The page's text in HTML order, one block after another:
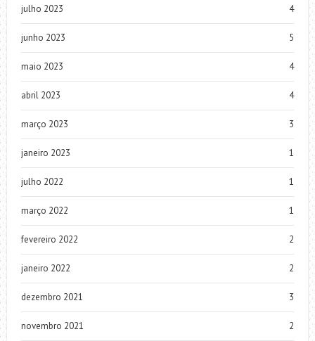
julho 2023 4
junho 2023 5
maio 2023 4
abril 2023 4
março 2023 3
janeiro 2023 1
julho 2022 1
março 2022 1
fevereiro 2022 2
janeiro 2022 2
dezembro 2021 3
novembro 2021 2